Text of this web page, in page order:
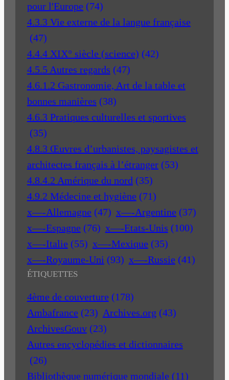
pour l'Europe (74)
4.3.3 Vie externe de la langue française
(47)
4.4.4 XIX° siècle (science) (42)
4.5.5 Autres regards (47)
4.6.1.2 Gastronomie, Art de la table et
bonnes manières (38)
4.6.3 Pratiques culturelles et sportives
(35)
4.8.3 Œuvres d’urbanistes, paysagistes et
architectes français à l’étranger (53)
4.8.4.2 Amérique du nord (35)
4.9.2 Médecine et hygiène (71)
x—-Allemagne (47) x—-Argentine (37)
x—-Espagne (76) x—-Etats-Unis (100)
x—-Italie (55) x—-Mexique (35)
x—-Royaume-Uni (93) x—-Russie (41)
ÉTIQUETTES
4ème de couverture (178)
Ambafrance (23) Archives.org (43)
ArchivesGouv (23)
Autres encyclopédies et dictionnaires
(26)
Bibliothèque numérique mondiale (11)